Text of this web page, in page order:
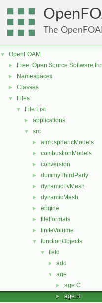
The
▼ OpenFOAM
► Free, Open Source Software
► Namespaces
► Classes
▼ Files
▼ File List
► applications
▼ src
► atmosphericModels
► combustionModels
► conversion
► dummyThirdParty
► dynamicFvMesh
► dynamicMesh
► engine
► fileFormats
► finiteVolume
▼ functionObjects
▼ field
► add
▼ age
► age.C
► age.H